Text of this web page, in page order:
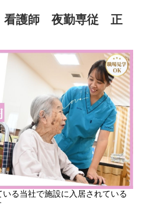
看護師 夜勤専従 正
る当社で施設に入居されている